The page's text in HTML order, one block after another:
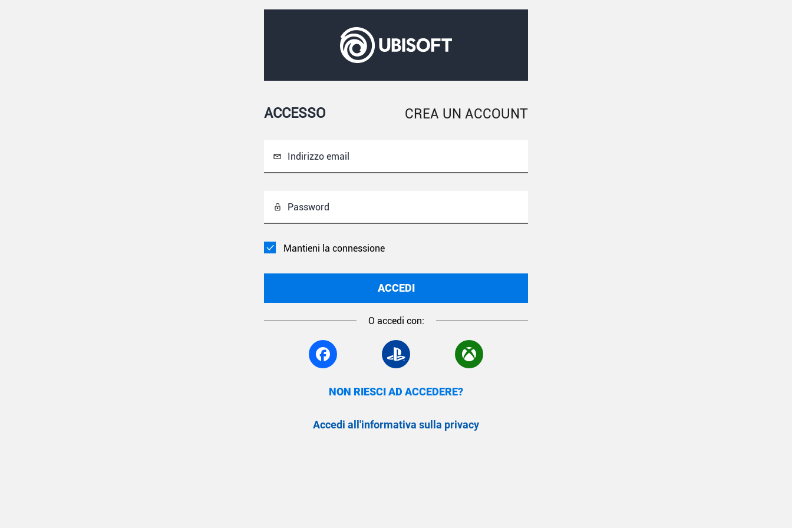
ACCESSO CREA UN ACCOUNT
Indirizzo email
Password
Mantieni la connessione
ACCEDI
O accedi con:
NON RIESCI AD ACCEDERE?
Accedi all'informativa sulla privacy